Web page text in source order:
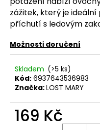
zážitek, který je
příchutí s ledovým
Možnosti doručení
Skladem (>5 ks)
Kód: 6937643536983
Značka:LOST MARY
169 Kč
D
p
o
u
č